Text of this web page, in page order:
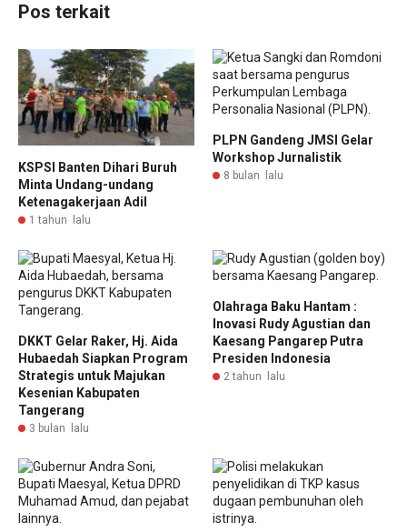
Pos terkait
KSPSI Banten Dihari Buruh
Minta Undang-undang
Ketenagakerjaan Adil
1 tahun lalu
PLPN Gandeng JMSI Gelar
Workshop Jurnalistik
8 bulan lalu
DKKT Gelar Raker, Hj. Aida
Hubaedah Siapkan Program
Strategis untuk Majukan
Kesenian Kabupaten
Tangerang
3 bulan lalu
Olahraga Baku Hantam :
Inovasi Rudy Agustian dan
Kaesang Pangarep Putra
Presiden Indonesia
2 tahun lalu